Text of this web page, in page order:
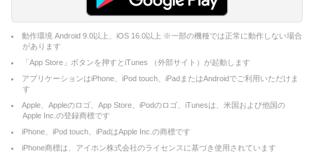
動作環境 Android 9.0以上、iOS 16.0以上 ※一部の機種では正常に動作しない場合
があります
「App Store」ボタンを押すとiTunes （外部サイト）が起動します
アプリケーションはiPhone、iPod touch、iPadまたはAndroidでご利用いただけま
す
Apple、Appleのロゴ、App Store、iPodのロゴ、iTunesは、米国および他国の
Apple Inc.の登録商標です
iPhone、iPod touch、iPadはApple Inc.の商標です
iPhone商標は、アイホン株式会社のライセンスに基づき使用されています